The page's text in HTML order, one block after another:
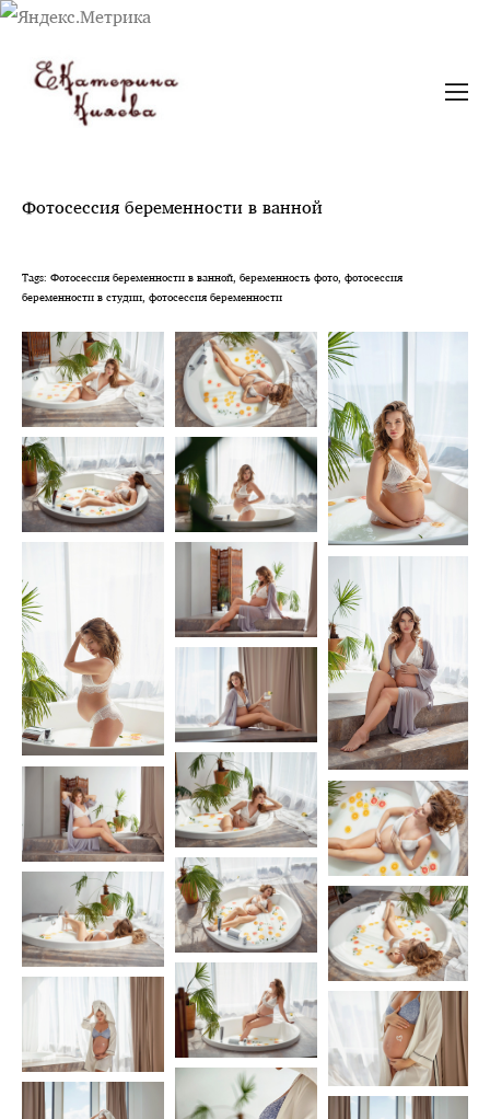
Фотосессия беременности в ванной
Tags: Фотосессия беременности в ванной, беременность фото, фотосессия
беременности в студии, фотосессия беременности